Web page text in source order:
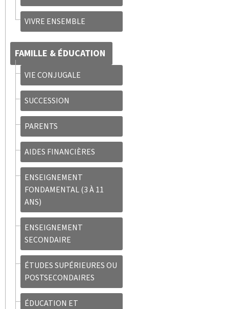
VIVRE ENSEMBLE
FAMILLE & ÉDUCATION
VIE CONJUGALE
SUCCESSION
PARENTS
AIDES FINANCIÈRES
ENSEIGNEMENT
FONDAMENTAL (3 À 11
ANS)
ENSEIGNEMENT
SECONDAIRE
ÉTUDES SUPÉRIEURES OU
POSTSECONDAIRES
ÉDUCATION ET